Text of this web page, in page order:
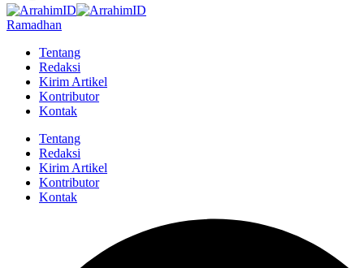
Ramadhan
Tentang
Redaksi
Kirim Artikel
Kontributor
Kontak
Tentang
Redaksi
Kirim Artikel
Kontributor
Kontak